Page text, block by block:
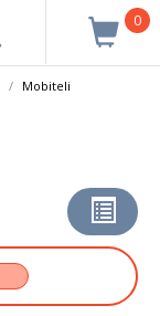
0
Mobiteli